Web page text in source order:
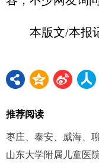
本版文/本报
推荐阅读
枣庄、泰安、威海、